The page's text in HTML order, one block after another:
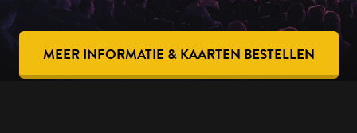
MEER INFORMATIE & KAARTEN BESTELLEN